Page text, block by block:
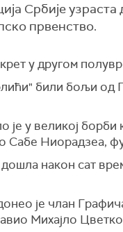
Србије
првенство.
у другом
били бољи од
у великој борби
Сабе Ниорадзеа,
дошла након сат
је члан
Михајло